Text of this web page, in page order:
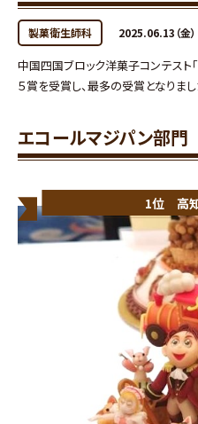
製菓衛生師科 2025.06.13（金）
中国四国ブロック洋菓子コンテスト
５賞を受賞し、最多の受賞となりまし
エコールマジパン部門
1位 高